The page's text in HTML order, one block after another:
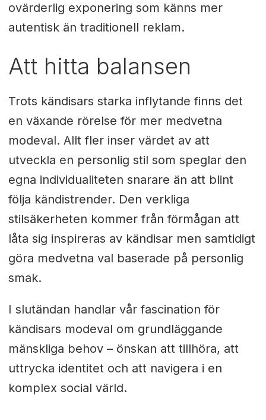
ovärderlig exponering som känns mer
autentisk än traditionell reklam.
Att hitta balansen
Trots kändisars starka inflytande finns det
en växande rörelse för mer medvetna
modeval. Allt fler inser värdet av att
utveckla en personlig stil som speglar den
egna individualiteten snarare än att blint
följa kändistrender. Den verkliga
stilsäkerheten kommer från förmågan att
låta sig inspireras av kändisar men samtidigt
göra medvetna val baserade på personlig
smak.
I slutändan handlar vår fascination för
kändisars modeval om grundläggande
mänskliga behov – önskan att tillhöra, att
uttrycka identitet och att navigera i en
komplex social värld.